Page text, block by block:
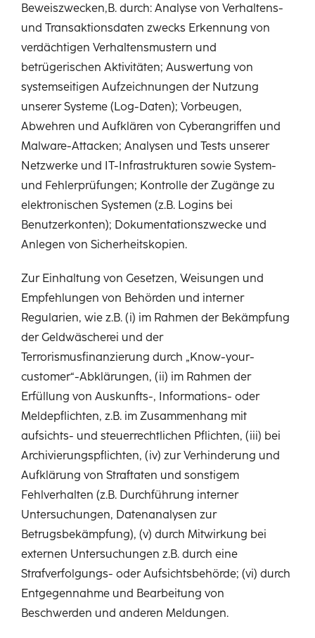
Beweiszwecken,B. durch: Analyse von Verhaltens-
und Transaktionsdaten zwecks Erkennung von
verdächtigen Verhaltensmustern und
betrügerischen Aktivitäten; Auswertung von
systemseitigen Aufzeichnungen der Nutzung
unserer Systeme (Log-Daten); Vorbeugen,
Abwehren und Aufklären von Cyberangriffen und
Malware-Attacken; Analysen und Tests unserer
Netzwerke und IT-Infrastrukturen sowie System-
und Fehlerprüfungen; Kontrolle der Zugänge zu
elektronischen Systemen (z.B. Logins bei
Benutzerkonten); Dokumentationszwecke und
Anlegen von Sicherheitskopien.
Zur Einhaltung von Gesetzen, Weisungen und
Empfehlungen von Behörden und interner
Regularien, wie z.B. (i) im Rahmen der Bekämpfung
der Geldwäscherei und der
Terrorismusfinanzierung durch „Know-your-
customer“-Abklärungen, (ii) im Rahmen der
Erfüllung von Auskunfts-, Informations- oder
Meldepflichten, z.B. im Zusammenhang mit
aufsichts- und steuerrechtlichen Pflichten, (iii) bei
Archivierungspflichten, (iv) zur Verhinderung und
Aufklärung von Straftaten und sonstigem
Fehlverhalten (z.B. Durchführung interner
Untersuchungen, Datenanalysen zur
Betrugsbekämpfung), (v) durch Mitwirkung bei
externen Untersuchungen z.B. durch eine
Strafverfolgungs- oder Aufsichtsbehörde; (vi) durch
Entgegennahme und Bearbeitung von
Beschwerden und anderen Meldungen.